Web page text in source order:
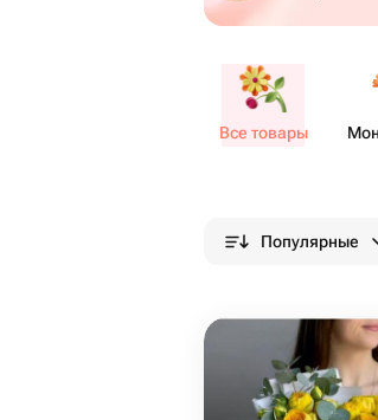
Все товары
Популярные